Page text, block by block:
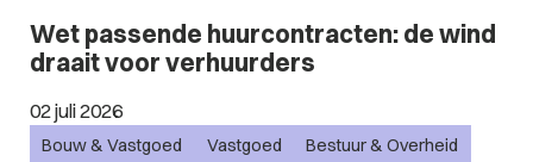
Wet passende huurcontracten: de wind
draait voor verhuurders
02 juli 2026
Bouw & Vastgoed Vastgoed Bestuur & Overheid